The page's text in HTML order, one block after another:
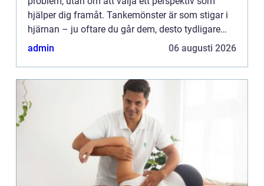
hjälper dig framåt. Tankemönster är som stigar i
hjärnan – ju oftare du går dem, desto tydligare
blir...
admin 06 augusti 2026